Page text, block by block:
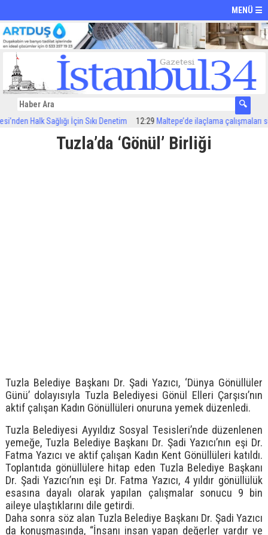
MENÜ ☰
Halk Sağlığı İçin Sıkı Denetim 12:29 Maltepe’de ilaçlama çalışmaları
Tuzla’da ‘Gönül’ Birliği
Tuzla Belediye Başkanı Dr. Şadi Yazıcı, ‘Dünya Gönüllüler
Günü’ dolayısıyla Tuzla Belediyesi Gönül Elleri Çarşısı’nın
aktif çalışan Kadın Gönüllüleri onuruna yemek düzenledi.
Tuzla Belediyesi Ayyıldız Sosyal Tesisleri’nde düzenlenen
yemeğe, Tuzla Belediye Başkanı Dr. Şadi Yazıcı’nın eşi Dr.
Fatma Yazıcı ve aktif çalışan Kadın Kent Gönüllüleri katıldı.
Toplantıda gönüllülere hitap eden Tuzla Belediye Başkanı
Dr. Şadi Yazıcı’nın eşi Dr. Fatma Yazıcı, 4 yıldır gönüllülük
esasına dayalı olarak yapılan çalışmalar sonucu 9 bin
aileye ulaştıklarını dile getirdi.
Daha sonra söz alan Tuzla Belediye Başkanı Dr. Şadi Yazıcı
da konuşmasında, “İnsanı insan yapan değerler vardır ve